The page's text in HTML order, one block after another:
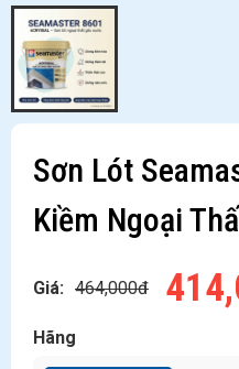
Sơn Lót
Kiềm Ngoại
Giá: 464,000đ
Hãng